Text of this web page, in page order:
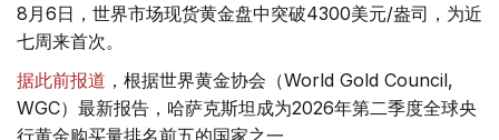
8月6日，世界市场现货黄金盘中突破4300美元/盎司，为近
七周来首次。
据此前报道 ，根据世界黄金协会（World Gold Council,
WGC）最新报告，哈萨克斯坦成为2026年第二季度全球央